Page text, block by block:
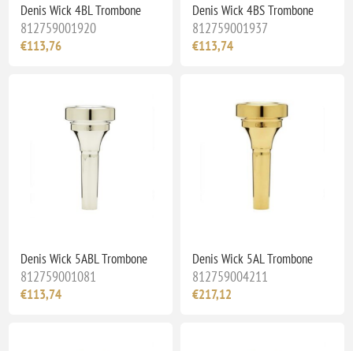
Denis Wick 4BL Trombone
812759001920
€113,76
Denis Wick 4BS Trombone
812759001937
€113,74
Denis Wick 5ABL Trombone
812759001081
€113,74
Denis Wick 5AL Trombone
812759004211
€217,12